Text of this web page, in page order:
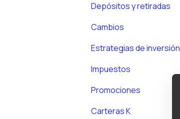
Depósitos y retiradas
Cambios
Estrategias de inversión
Impuestos
Promociones
Carteras K